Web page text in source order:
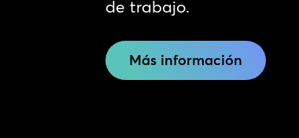
de trabajo.
Más información